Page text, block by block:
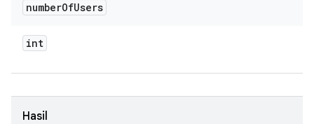
numberOfUsers
int
Hasil